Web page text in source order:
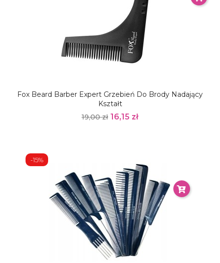
Fox Beard Barber Expert Grzebień Do Brody Nadający
Kształt
19,00 zł 16,15 zł
-15%